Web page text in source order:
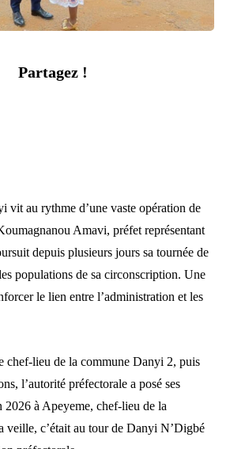
Partagez !
vit au rythme d’une vaste opération de
Amavi, préfet représentant
depuis plusieurs jours sa tournée de
populations de sa circonscription. Une
le lien entre l’administration et les
chef-lieu de la commune Danyi 2, puis
l’autorité préfectorale a posé ses
à Apeyeme, chef-lieu de la
veille, c’était au tour de Danyi N’Digbé